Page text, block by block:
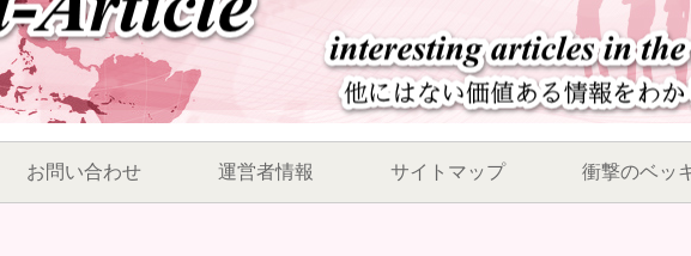
お問い合わせ 運営者情報 サイトマップ 衝撃のベッ